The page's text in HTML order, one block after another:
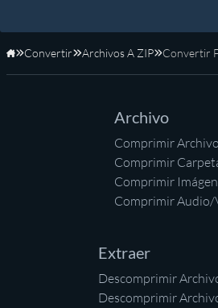
Inicio
Convertir Archivos A ZIP Convertir
Archivo
Comprimir
Comprimir
Comprimir
Comprimir Audio/
Extraer
Descomprimir
Descomprimir